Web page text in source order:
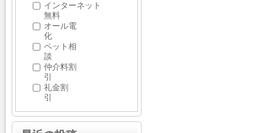
インターネット
無料
オール電
化
ペット相
談
仲介料割
引
礼金割
引